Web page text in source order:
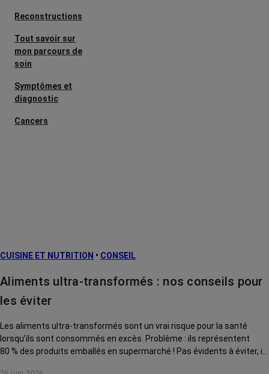
Reconstructions
Tout savoir sur
mon parcours de
soin
Symptômes et
diagnostic
Cancers
Traitements
La vie autour
CUISINE ET NUTRITION • CONSEIL
Aliments ultra-transformés : nos conseils pour
les éviter
Les aliments ultra-transformés sont un vrai risque pour la santé
lorsqu’ils sont consommés en excès. Problème : ils représentent
80 % des produits emballés en supermarché ! Pas évidents à éviter, ils